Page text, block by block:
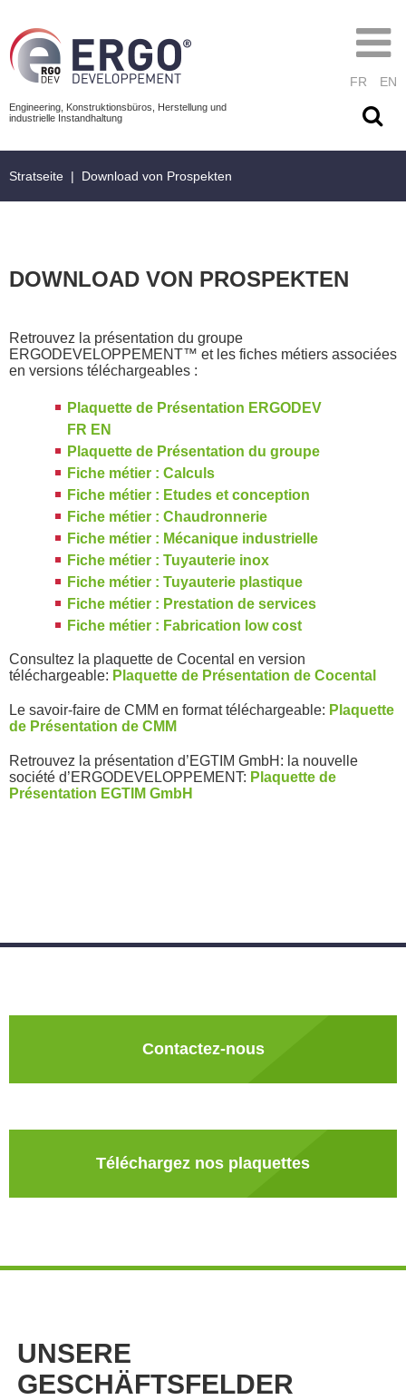
Engineering, Konstruktionsbüros, Herstellung und
industrielle Instandhaltung
FR EN
Stratseite | Download von Prospekten
DOWNLOAD VON PROSPEKTEN
Retrouvez la présentation du groupe
ERGODEVELOPPEMENT™ et les fiches métiers associées
en versions téléchargeables :
Plaquette de Présentation ERGODEV
FR EN
Plaquette de Présentation du groupe
Fiche métier : Calculs
Fiche métier : Etudes et conception
Fiche métier : Chaudronnerie
Fiche métier : Mécanique industrielle
Fiche métier : Tuyauterie inox
Fiche métier : Tuyauterie plastique
Fiche métier : Prestation de services
Fiche métier : Fabrication low cost
Consultez la plaquette de Cocental en version
téléchargeable: Plaquette de Présentation de Cocental
Le savoir-faire de CMM en format téléchargeable: Plaquette
de Présentation de CMM
Retrouvez la présentation d’EGTIM GmbH: la nouvelle
société d’ERGODEVELOPPEMENT: Plaquette de
Présentation EGTIM GmbH
Contactez-nous
Téléchargez nos plaquettes
UNSERE
GESCHÄFTSFELDER